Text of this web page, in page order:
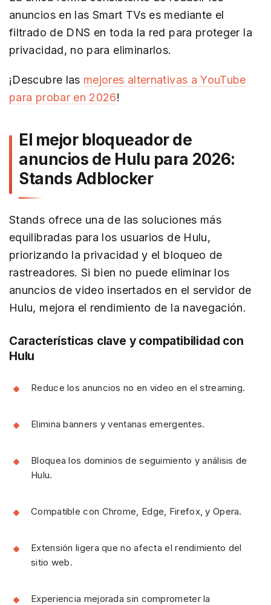
anuncios en las Smart TVs es mediante el
filtrado de DNS en toda la red para proteger la
privacidad, no para eliminarlos.
¡Descubre las mejores alternativas a YouTube
para probar en 2026!
El mejor bloqueador de
anuncios de Hulu para 2026:
Stands Adblocker
Stands ofrece una de las soluciones más
equilibradas para los usuarios de Hulu,
priorizando la privacidad y el bloqueo de
rastreadores. Si bien no puede eliminar los
anuncios de video insertados en el servidor de
Hulu, mejora el rendimiento de la navegación.
Características clave y compatibilidad con
Hulu
Reduce los anuncios no en video en el streaming.
Elimina banners y ventanas emergentes.
Bloquea los dominios de seguimiento y análisis de
Hulu.
Compatible con Chrome, Edge, Firefox, y Opera.
Extensión ligera que no afecta el rendimiento del
sitio web.
Experiencia mejorada sin comprometer la